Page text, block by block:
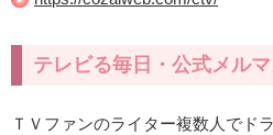
テレビる毎日・公式メル
ＴＶファンのライター複数人でド